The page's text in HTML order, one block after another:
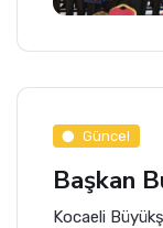
Güncel
Kocaeli